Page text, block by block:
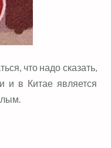
что надо сказать,
и в Китае является